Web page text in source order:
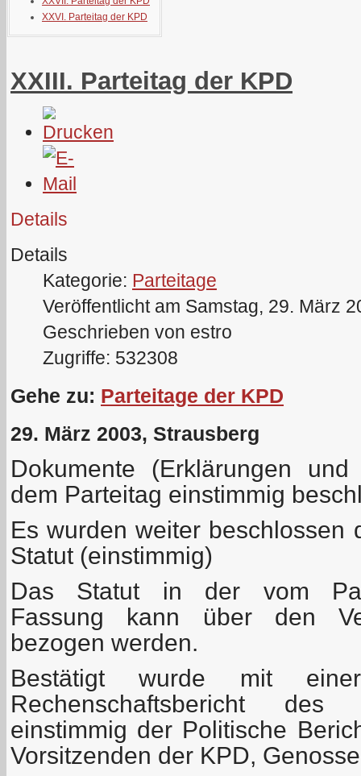
XXVI. Parteitag der KPD
XXIII. Parteitag der KPD
Details
Details
Kategorie: Parteitage
Veröffentlicht am Samstag, 29. März
Geschrieben von estro
Zugriffe: 532308
Gehe zu: Parteitage der KPD
29. März 2003, Strausberg
Dokumente (Erklärungen
dem Parteitag einstimmig
Es wurden weiter beschlossen
Statut (einstimmig)
Das Statut in der vom
Fassung kann über den
bezogen werden.
Bestätigt wurde mit
Rechenschaftsbericht des
einstimmig der Politische
Vorsitzenden der KPD,